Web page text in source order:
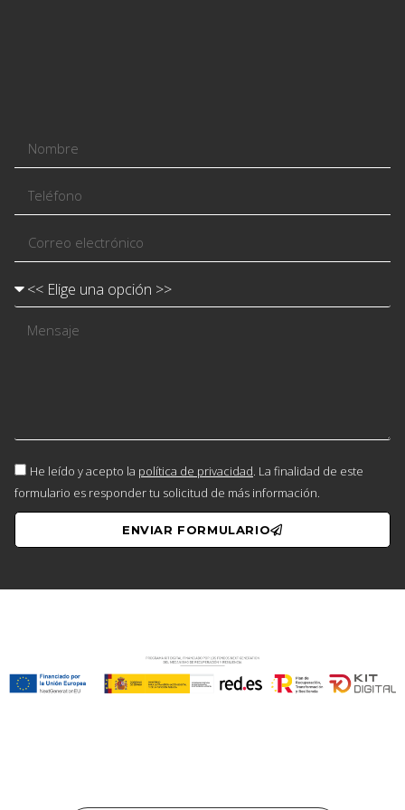
He leído y acepto la política de privacidad. La finalidad de este
formulario es responder tu solicitud de más información.
ENVIAR FORMULARIO